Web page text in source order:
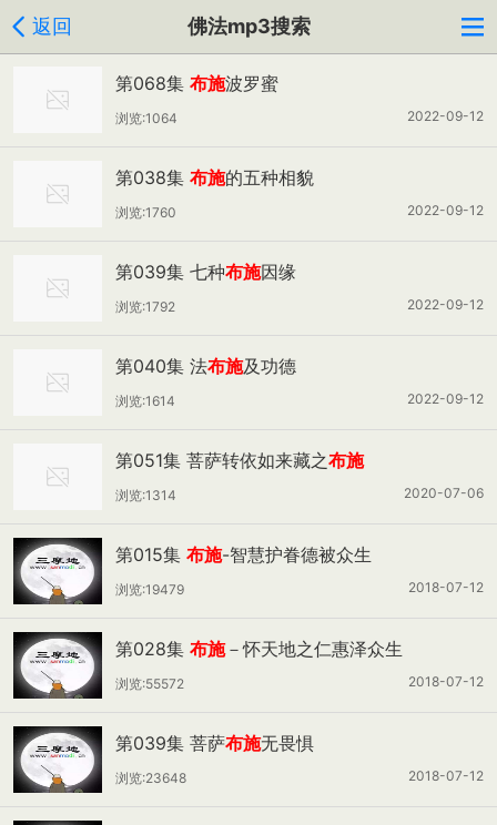
返回 佛法mp3搜索
第068集 布施波罗蜜
2022-09-12
浏览:1064
第038集 布施的五种相貌
2022-09-12
浏览:1760
第039集 七种布施因缘
2022-09-12
浏览:1792
第040集 法布施及功德
2022-09-12
浏览:1614
第051集 菩萨转依如来藏之布施
2020-07-06
浏览:1314
第015集 布施-智慧护眷德被众生
2018-07-12
浏览:19479
第028集 布施－怀天地之仁惠泽众生
2018-07-12
浏览:55572
第039集 菩萨布施无畏惧
2018-07-12
浏览:23648